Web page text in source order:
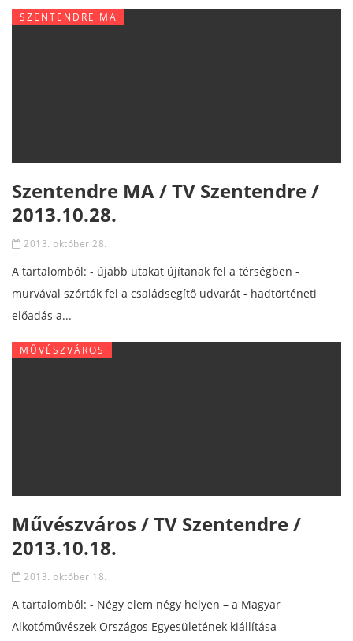
SZENTENDRE MA
Szentendre MA / TV Szentendre /
2013.10.28.
2013. október 28.
A tartalomból: - újabb utakat újítanak fel a térségben -
murvával szórták fel a családsegítő udvarát - hadtörténeti
előadás a...
MŰVÉSZVÁROS
Művészváros / TV Szentendre /
2013.10.18.
2013. október 18.
A tartalomból: - Négy elem négy helyen – a Magyar
Alkotóművészek Országos Egyesületének kiállítása -